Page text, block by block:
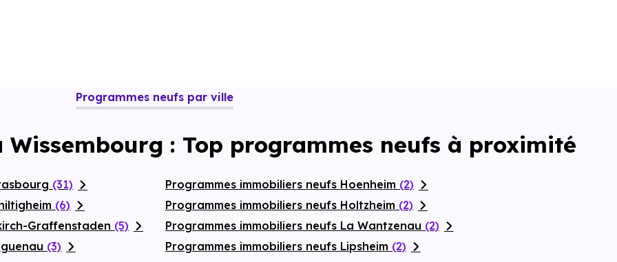
Programmes neufs par ville
: Top programmes neufs à proximité
(31)
(6)
Graffenstaden (5)
(3)
Programmes immobiliers neufs Hoenheim (2)
Programmes immobiliers neufs Holtzheim (2)
Programmes immobiliers neufs La Wantzenau (2)
Programmes immobiliers neufs Lipsheim (2)